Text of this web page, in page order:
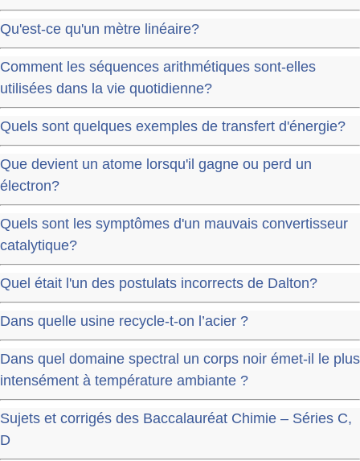
Qu'est-ce qu'un mètre linéaire?
Comment les séquences arithmétiques sont-elles
utilisées dans la vie quotidienne?
Quels sont quelques exemples de transfert d'énergie?
Que devient un atome lorsqu'il gagne ou perd un
électron?
Quels sont les symptômes d'un mauvais convertisseur
catalytique?
Quel était l'un des postulats incorrects de Dalton?
Dans quelle usine recycle-t-on l’acier ?
Dans quel domaine spectral un corps noir émet-il le plus
intensément à température ambiante ?
Sujets et corrigés des Baccalauréat Chimie – Séries C,
D